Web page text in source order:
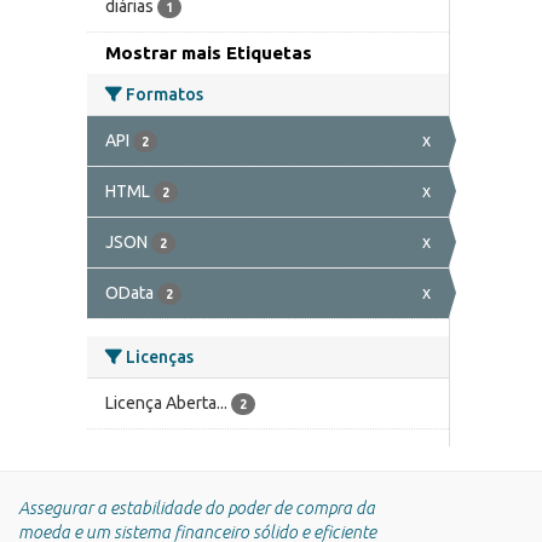
diárias 1
Mostrar mais Etiquetas
Formatos
API 2 x
HTML 2 x
JSON 2 x
OData 2 x
Licenças
Licença Aberta... 2
Assegurar a estabilidade do poder de compra da
moeda e um sistema financeiro sólido e eficiente